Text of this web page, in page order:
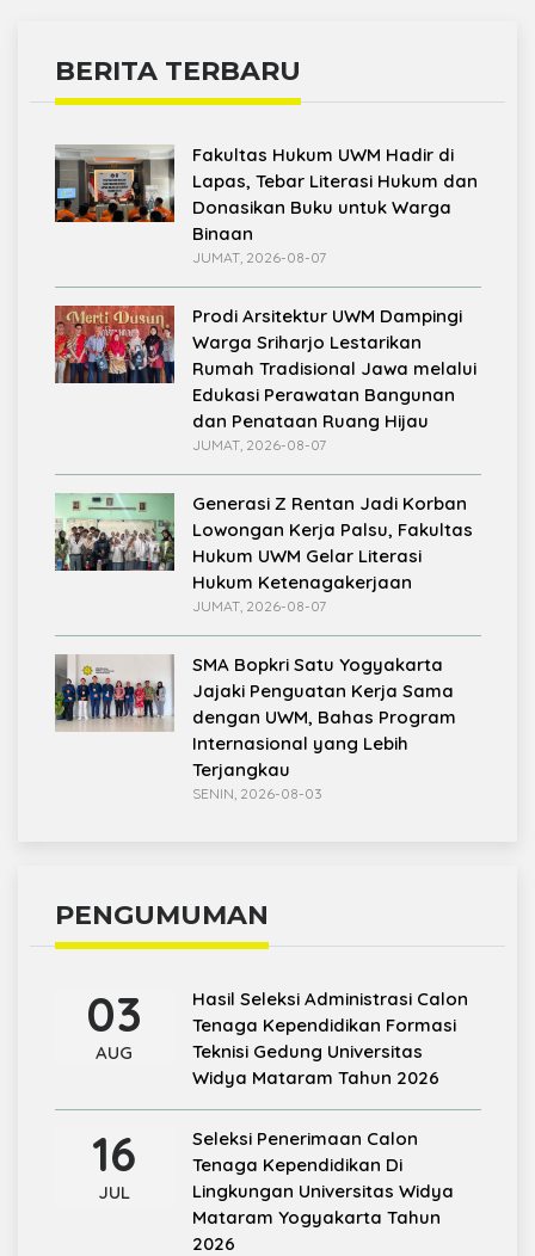
BERITA TERBARU
Fakultas Hukum UWM Hadir di
Lapas, Tebar Literasi Hukum dan
Donasikan Buku untuk Warga
Binaan
JUMAT, 2026-08-07
Prodi Arsitektur UWM Dampingi
Warga Sriharjo Lestarikan
Rumah Tradisional Jawa melalui
Edukasi Perawatan Bangunan
dan Penataan Ruang Hijau
JUMAT, 2026-08-07
Generasi Z Rentan Jadi Korban
Lowongan Kerja Palsu, Fakultas
Hukum UWM Gelar Literasi
Hukum Ketenagakerjaan
JUMAT, 2026-08-07
SMA Bopkri Satu Yogyakarta
Jajaki Penguatan Kerja Sama
dengan UWM, Bahas Program
Internasional yang Lebih
Terjangkau
SENIN, 2026-08-03
PENGUMUMAN
03
AUG
Hasil Seleksi Administrasi Calon
Tenaga Kependidikan Formasi
Teknisi Gedung Universitas
Widya Mataram Tahun 2026
16
JUL
Seleksi Penerimaan Calon
Tenaga Kependidikan Di
Lingkungan Universitas Widya
Mataram Yogyakarta Tahun
2026